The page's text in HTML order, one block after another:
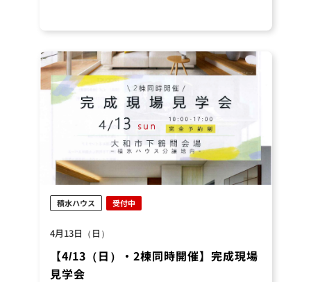
積水ハウス 受付中
4月13日（日）
【4/13（日）・2棟同時開催】完成現場
見学会